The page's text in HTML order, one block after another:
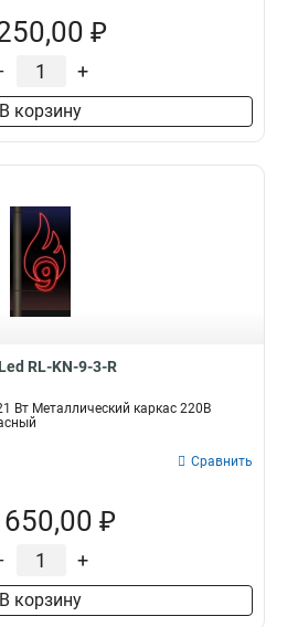
₽
+
В корзину
RL-KN-9-3-R
Вт Металлический каркас 220В
Сравнить
₽
+
В корзину